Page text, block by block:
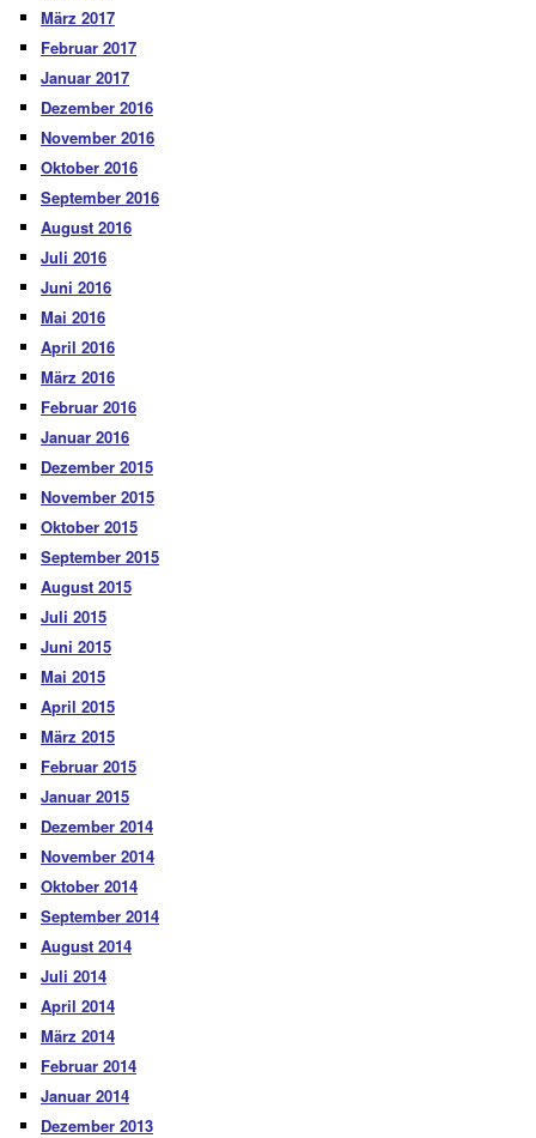
März 2017
Februar 2017
Januar 2017
Dezember 2016
November 2016
Oktober 2016
September 2016
August 2016
Juli 2016
Juni 2016
Mai 2016
April 2016
März 2016
Februar 2016
Januar 2016
Dezember 2015
November 2015
Oktober 2015
September 2015
August 2015
Juli 2015
Juni 2015
Mai 2015
April 2015
März 2015
Februar 2015
Januar 2015
Dezember 2014
November 2014
Oktober 2014
September 2014
August 2014
Juli 2014
April 2014
März 2014
Februar 2014
Januar 2014
Dezember 2013